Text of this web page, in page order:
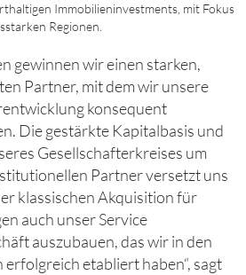
Immobilieninvestments, mit Fokus
Regionen.
gewinnen wir einen starken,
Partner, mit dem wir unsere
konsequent
Die gestärkte Kapitalbasis und
Gesellschafterkreises um
Partner versetzt uns
klassischen Akquisition für
auch unser Service
auszubauen, das wir in den
etabliert haben“, sagt